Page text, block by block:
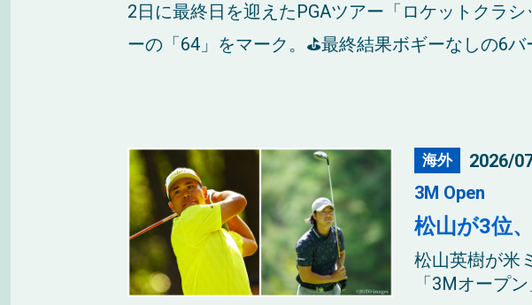
2日に最終日を迎えたPGAツアー「ロケットクラ
ーの「64」をマーク。⛳最終結果ボギーなしの6バ
海外
2026/
3M Open
松山が3位
松山英樹が米
「3Mオープ